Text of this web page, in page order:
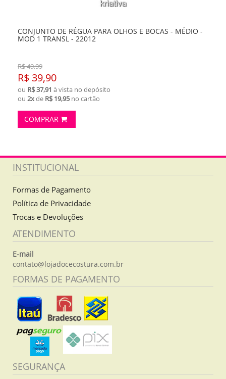
CONJUNTO DE RÉGUA PARA OLHOS E BOCAS - MÉDIO -
MOD 1 TRANSL - 22012
R$ 49,99
R$ 39,90
ou R$ 37,91 à vista no depósito
ou 2xde R$ 19,95no cartão
COMPRAR
INSTITUCIONAL
Formas de Pagamento
Política de Privacidade
Trocas e Devoluções
ATENDIMENTO
E-mail
contato@lojadocecostura.com.br
FORMAS DE PAGAMENTO
SEGURANÇA